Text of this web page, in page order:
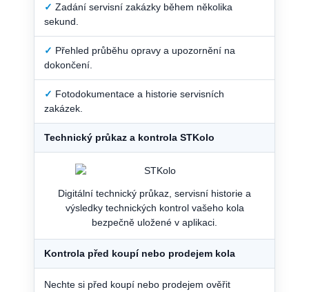
✓ Zadání servisní zakázky během několika
sekund.
✓ Přehled průběhu opravy a upozornění na
dokončení.
✓ Fotodokumentace a historie servisních
zakázek.
Technický průkaz a kontrola STKolo
Digitální technický průkaz, servisní historie a
výsledky technických kontrol vašeho kola
bezpečně uložené v aplikaci.
Kontrola před koupí nebo prodejem kola
Nechte si před koupí nebo prodejem ověřit